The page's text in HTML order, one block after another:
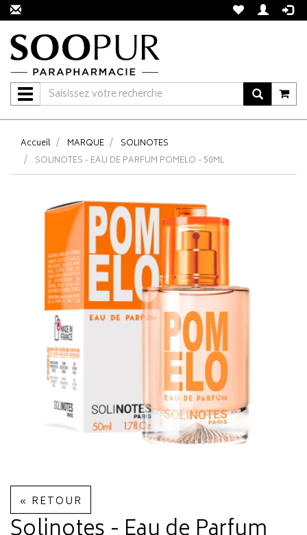
Navigation
Accueil MARQUE
SOLINOTES
SOLINOTES - EAU DE PARFUM POMELO - 50ML
« RETOUR